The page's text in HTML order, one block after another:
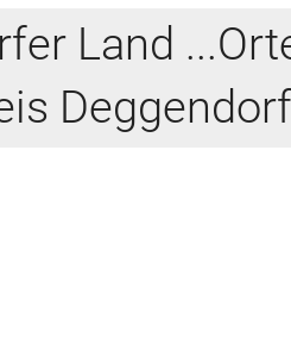
Land
Deggendorf